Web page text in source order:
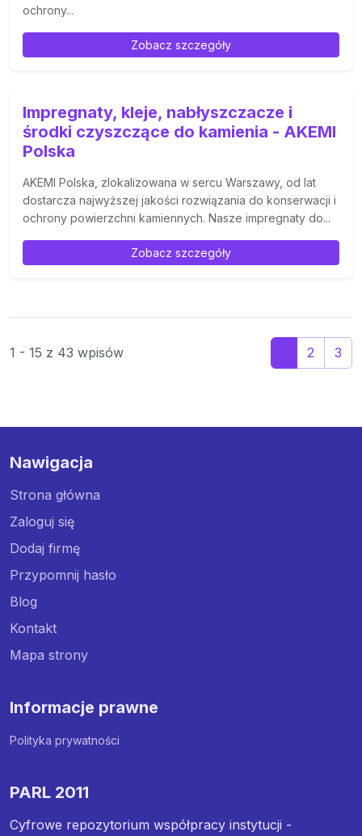
ochrony...
Zobacz szczegóły
Impregnaty, kleje, nabłyszczacze i
środki czyszczące do kamienia - AKEMI
Polska
AKEMI Polska, zlokalizowana w sercu Warszawy, od lat
dostarcza najwyższej jakości rozwiązania do konserwacji i
ochrony powierzchni kamiennych. Nasze impregnaty do...
Zobacz szczegóły
1 - 15 z 43 wpisów 2 3
Nawigacja
Strona główna
Zaloguj się
Dodaj firmę
Przypomnij hasło
Blog
Kontakt
Mapa strony
Informacje prawne
Polityka prywatności
PARL 2011
Cyfrowe repozytorium współpracy instytucji -